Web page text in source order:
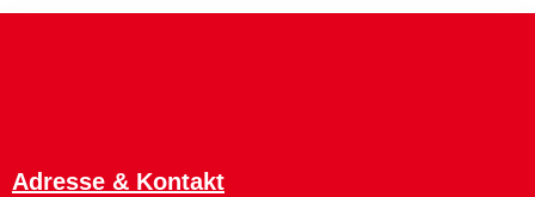
Adresse & Kontakt